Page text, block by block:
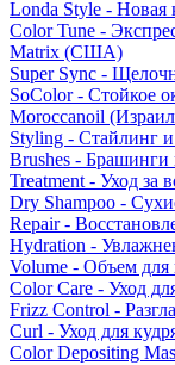
Londa Style - Новая
Color Tune -
Matrix (США)
Super Sync -
SoColor - Стойкое
Moroccanoil
Styling - Стайлинг и
Brushes - Брашинги
Treatment - Уход за
Dry Shampoo -
Repair -
Hydration -
Volume - Объем для
Color Care - Уход
Frizz Control -
Curl - Уход для
Color Depositing